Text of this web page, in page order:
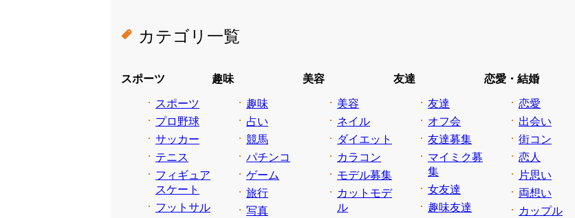
カテゴリ一覧
スポーツ
スポーツ
プロ野球
サッカー
テニス
フィギュア
スケート
フットサル
趣味
趣味
占い
競馬
パチンコ
ゲーム
旅行
写真
美容
美容
ネイル
ダイエット
カラコン
モデル募集
カットモデ
ル
友達
友達
オフ会
友達募集
マイミク募
集
女友達
趣味友達
恋愛・結婚
恋愛
出会い
街コン
恋人
片思い
両想い
カップル